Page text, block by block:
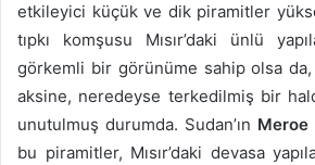
etkileyici küçük ve dik piramitler
tıpkı komşusu Mısır’daki ünlü
görkemli bir görünüme sahip olsa da,
aksine, neredeyse terkedilmiş bir
unutulmuş durumda. Sudan’ın Meroe
bu piramitler, Mısır’daki devasa